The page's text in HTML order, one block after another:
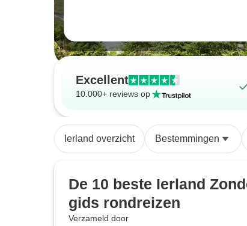
Excellent
10.000+ reviews op
Ierland overzicht Bestemmingen
De 10 beste Ierland
gids rondreizen
Verzameld door